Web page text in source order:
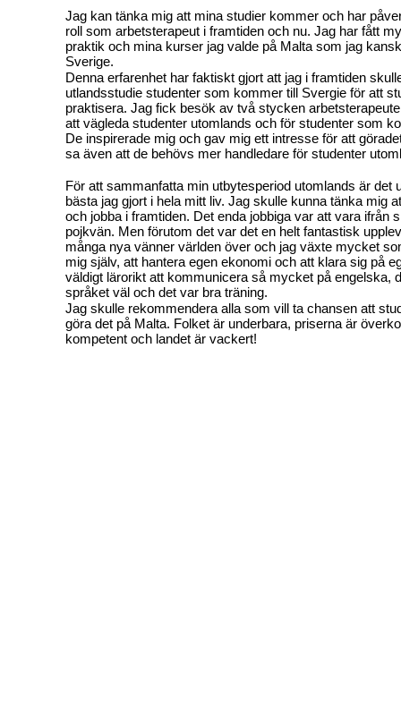
Jag kan tänka mig att mina studier kommer och har
roll som arbetsterapeut i framtiden och nu. Jag har fått
praktik och mina kurser jag valde på Malta som jag
Sverige.
Denna erfarenhet har faktiskt gjort att jag i framtiden
utlandsstudie studenter som kommer till Svergie för att
praktisera. Jag fick besök av två stycken
att vägleda studenter utomlands och för studenter som
De inspirerade mig och gav mig ett intresse för att
sa även att de behövs mer handledare för studenter
För att sammanfatta min utbytesperiod utomlands är det
bästa jag gjort i hela mitt liv. Jag skulle kunna tänka mig
och jobba i framtiden. Det enda jobbiga var att vara ifrån
pojkvän. Men förutom det var det en helt fantastisk
många nya vänner världen över och jag växte mycket
mig själv, att hantera egen ekonomi och att klara sig på
väldigt lärorikt att kommunicera så mycket på engelska,
språket väl och det var bra träning.
Jag skulle rekommendera alla som vill ta chansen att
göra det på Malta. Folket är underbara, priserna är
kompetent och landet är vackert!